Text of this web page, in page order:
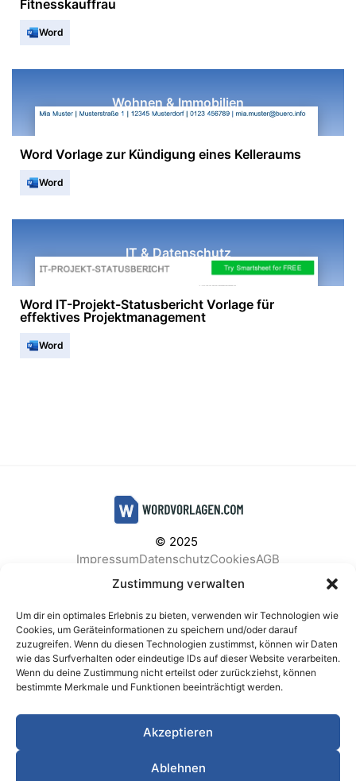
Zustimmung verwalten
Um dir ein optimales Erlebnis zu bieten, verwenden wir Technologien wie
Cookies, um Geräteinformationen zu speichern und/oder darauf
zuzugreifen. Wenn du diesen Technologien zustimmst, können wir Daten
wie das Surfverhalten oder eindeutige IDs auf dieser Website verarbeiten.
Wenn du deine Zustimmung nicht erteilst oder zurückziehst, können
bestimmte Merkmale und Funktionen beeinträchtigt werden.
Akzeptieren
Ablehnen
Fitnesskauffrau
Word
Wohnen & Immobilien
Word Vorlage zur Kündigung eines Kelleraums
Word
IT & Datenschutz
Word IT-Projekt-Statusbericht Vorlage für
effektives Projektmanagement
Word
© 2025
ImpressumDatenschutzCookiesAGB
Facebook
Instagram
BELIEBTE KATEGORIEN
Berichte & Analysen Business
Einkauf & Beschaffung
Gesundheit & Vorsorge